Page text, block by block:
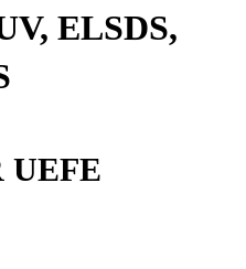
ELSDS,
UEFE